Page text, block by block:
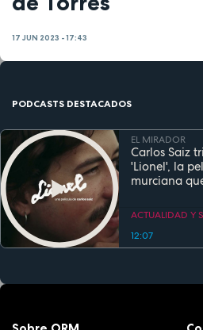
17 JUN 2023 - 17:43
PODCASTS DESTACADOS
EL MIRADOR
Carlos Saiz
'Lionel', la
murciana
estreno
ACTUALIDAD Y
12:07